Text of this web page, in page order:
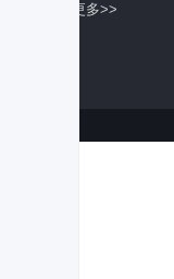
了解更多>>